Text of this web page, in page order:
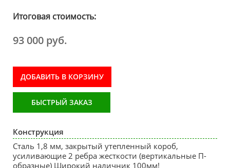
Итоговая стоимость:
93 000 руб.
ДОБАВИТЬ В КОРЗИНУ
БЫСТРЫЙ ЗАКАЗ
Конструкция
Сталь 1,8 мм, закрытый утепленный короб,
усиливающие 2 ребра жесткости (вертикальные П-
образные) Широкий наличник 100мм!